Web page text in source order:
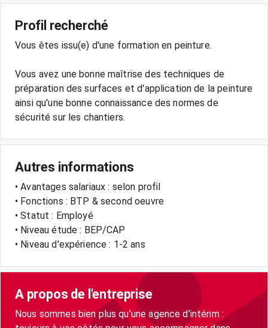
Profil recherché
Vous êtes issu(e) d'une formation en peinture.
Vous avez une bonne maîtrise des techniques de
préparation des surfaces et d'application de la peinture
ainsi qu'une bonne connaissance des normes de
Autres informations
• Avantages salariaux : selon profil
• Fonctions : BTP & second oeuvre
• Statut : Employé
• Niveau étude : BEP/CAP
• Niveau d'expérience : 1-2 ans
A propos de l'entreprise
Nous sommes bien plus qu’une agence d’intérim :